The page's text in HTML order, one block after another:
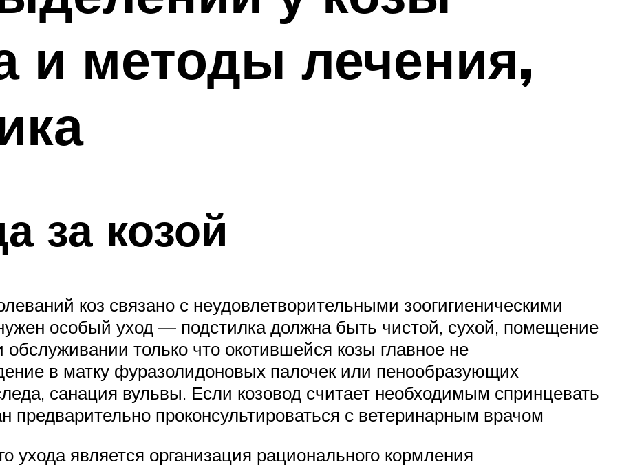
и методы лечения,
за козой
коз связано с неудовлетворительными зоогигиеническими
особый уход — подстилка должна быть чистой, сухой, помещение
только что окотившейся козы главное не
в матку фуразолидоновых палочек или пенообразующих
санация вульвы. Если козовод считает необходимым спринцевать
предварительно проконсультироваться с ветеринарным врачом
ухода является организация рационального кормления